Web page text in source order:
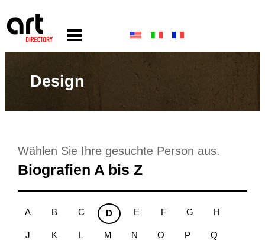
Design
Wählen Sie Ihre gesuchte Person aus.
Biografien A bis Z
A B C D E F G H
J K L M N O P Q